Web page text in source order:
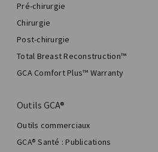
Pré-chirurgie
Chirurgie
Post-chirurgie
Total Breast Reconstruction™
GCA Comfort Plus™ Warranty
Outils GCA®
Outils commerciaux
GCA® Santé : Publications